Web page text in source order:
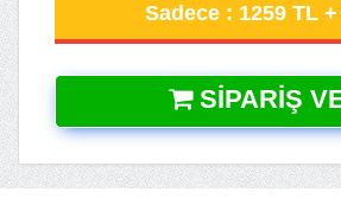
Sadece : 1259 TL
SIPARIŞ